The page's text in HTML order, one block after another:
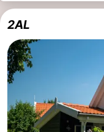
Haamstede
Nature
Kop
van
Schouwen
Walcheren
-
Veere
Nature
-
2AL